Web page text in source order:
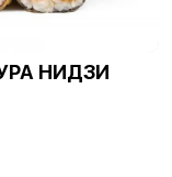
НИДЗИ